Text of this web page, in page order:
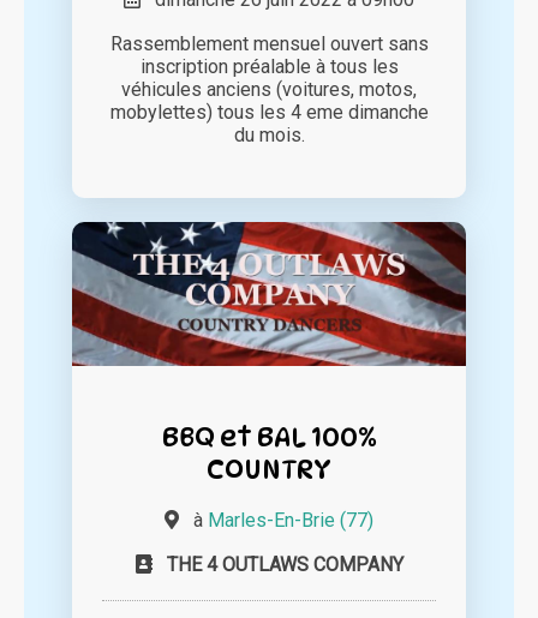
Rassemblement mensuel ouvert sans
inscription préalable à tous les
véhicules anciens (voitures, motos,
mobylettes) tous les 4 eme dimanche
du mois.
BBQ et BAL 100%
COUNTRY
à Marles-En-Brie (77)
THE 4 OUTLAWS COMPANY